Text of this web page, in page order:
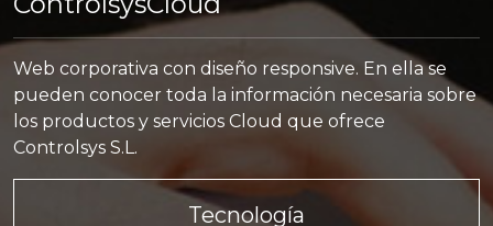
Web corporativa con diseño responsive. En ella se
pueden conocer toda la información necesaria sobre
los productos y servicios Cloud que ofrece
Controlsys S.L.
Tecnología